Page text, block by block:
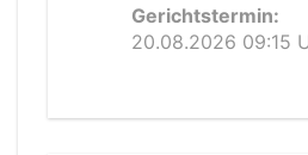
Gerichtstermin:
20.08.2026 09:15